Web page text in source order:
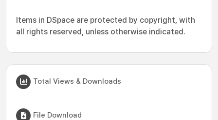
Items in DSpace are protected by copyright, with
all rights reserved, unless otherwise indicated.
Total Views & Downloads
File Download